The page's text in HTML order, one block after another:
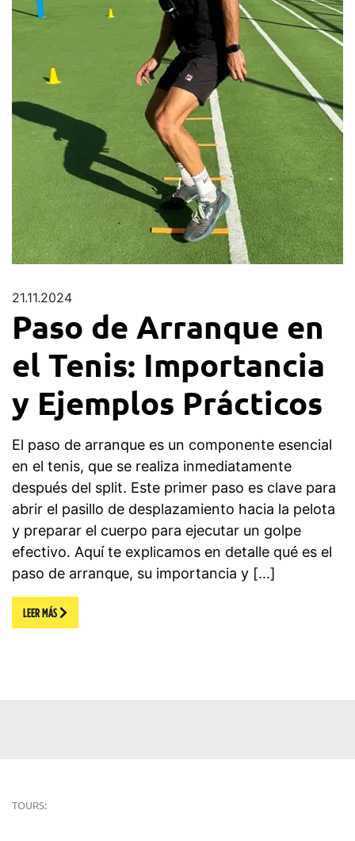
21.11.2024
Paso de Arranque en
el Tenis: Importancia
y Ejemplos Prácticos
El paso de arranque es un componente esencial
en el tenis, que se realiza inmediatamente
después del split. Este primer paso es clave para
abrir el pasillo de desplazamiento hacia la pelota
y preparar el cuerpo para ejecutar un golpe
efectivo. Aquí te explicamos en detalle qué es el
paso de arranque, su importancia y […]
LEER MÁS
TOURS: